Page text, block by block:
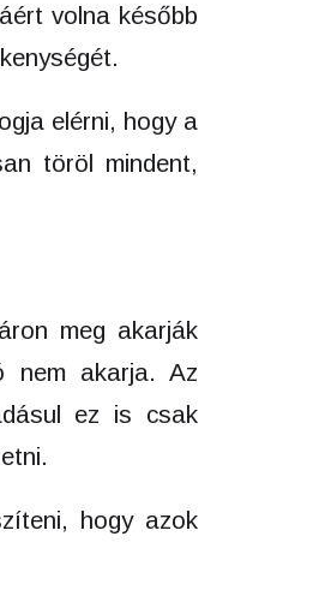
volna később
elérni, hogy a
töröl mindent,
meg akarják
nem akarja. Az
ez is csak
hogy azok